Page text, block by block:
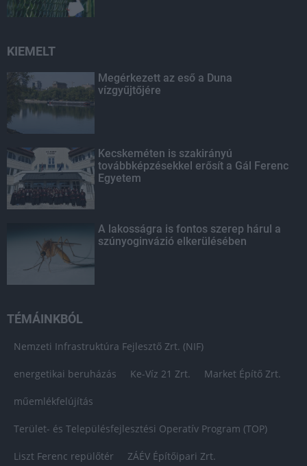
KIEMELT
Megérkezett az eső a Duna
vízgyűjtőjére
Kecskeméten is szakirányú
továbbképzésekkel erősít a Gál Ferenc
Egyetem
A lakosságra is fontos szerep hárul a
szúnyoginvázió elkerülésében
TÉMÁINKBÓL
Nemzeti Infrastruktúra Fejlesztő Zrt. (NIF)
energetikai beruházás Ke-Víz 21 Zrt. Market Építő Zrt.
műemlékfelújítás
Terület- és Településfejlesztési Operatív Program (TOP)
Liszt Ferenc repülőtér ZÁÉV Építőipari Zrt.